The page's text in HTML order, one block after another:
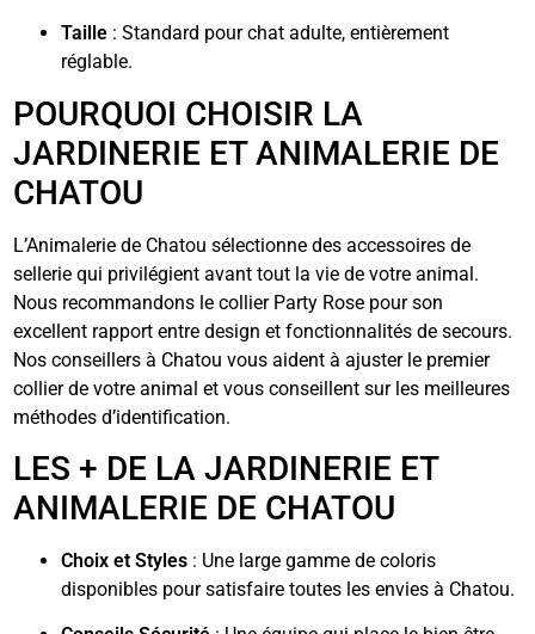
Taille : Standard pour chat adulte, entièrement
réglable.
POURQUOI CHOISIR LA
JARDINERIE ET ANIMALERIE DE
CHATOU
L’Animalerie de Chatou sélectionne des accessoires de
sellerie qui privilégient avant tout la vie de votre animal.
Nous recommandons le collier Party Rose pour son
excellent rapport entre design et fonctionnalités de secours.
Nos conseillers à Chatou vous aident à ajuster le premier
collier de votre animal et vous conseillent sur les meilleures
méthodes d’identification.
LES + DE LA JARDINERIE ET
ANIMALERIE DE CHATOU
Choix et Styles : Une large gamme de coloris
disponibles pour satisfaire toutes les envies à Chatou.